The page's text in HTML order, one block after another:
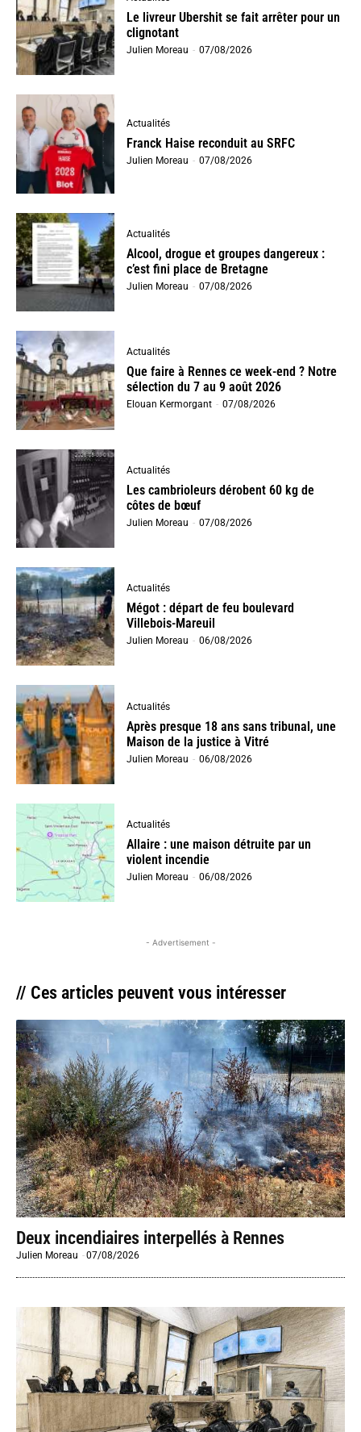
Le livreur Ubershit se fait arrêter pour un
clignotant
Julien Moreau - 07/08/2026
Actualités
Franck Haise reconduit au SRFC
Julien Moreau - 07/08/2026
Actualités
Alcool, drogue et groupes dangereux :
c’est fini place de Bretagne
Julien Moreau - 07/08/2026
Actualités
Que faire à Rennes ce week-end ? Notre
sélection du 7 au 9 août 2026
Elouan Kermorgant - 07/08/2026
Actualités
Les cambrioleurs dérobent 60 kg de
côtes de bœuf
Julien Moreau - 07/08/2026
Actualités
Mégot : départ de feu boulevard
Villebois-Mareuil
Julien Moreau - 06/08/2026
Actualités
Après presque 18 ans sans tribunal, une
Maison de la justice à Vitré
Julien Moreau - 06/08/2026
Actualités
Allaire : une maison détruite par un
violent incendie
Julien Moreau - 06/08/2026
- Advertisement -
// Ces articles peuvent vous intéresser
Deux incendiaires interpellés à Rennes
Julien Moreau -07/08/2026